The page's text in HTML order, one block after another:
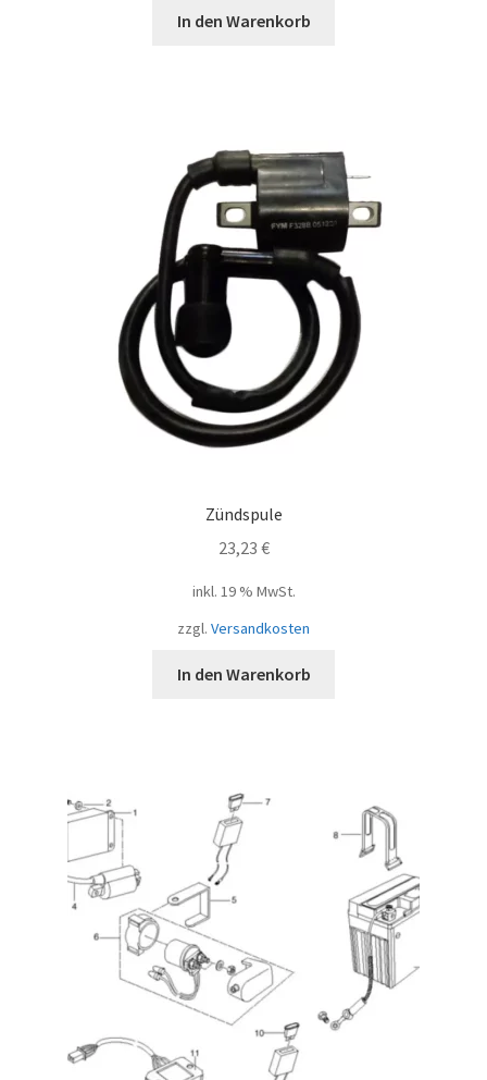
In den Warenkorb
Zündspule
23,23 €
inkl. 19 % MwSt.
zzgl. Versandkosten
In den Warenkorb